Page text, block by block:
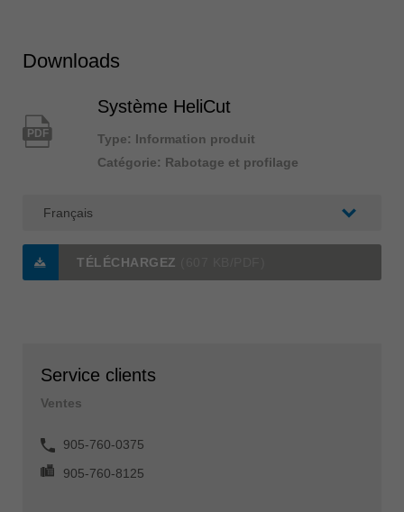
Downloads
PDF
Système HeliCut
Type: Information produit
Catégorie: Rabotage et profilage
TÉLÉCHARGEZ
Service clients
Ventes
905-760-0375
905-760-8125